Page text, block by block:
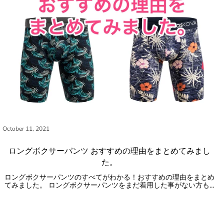
October 11, 2021
ロングボクサーパンツ おすすめの理由をまとめてみまし
た。
ロングボクサーパンツのすべてがわかる！おすすめの理由をまとめ
てみました。 ロングボクサーパンツをまだ着用した事がない方も…